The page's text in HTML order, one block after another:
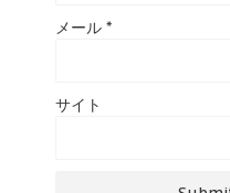
メール *
サイト